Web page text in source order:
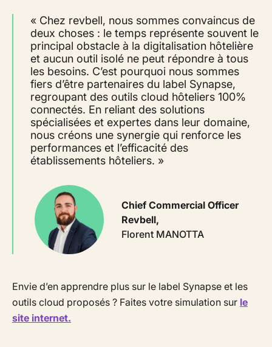
« Chez revbell, nous sommes convaincus de
deux choses : le temps représente souvent le
principal obstacle à la digitalisation hôtelière
et aucun outil isolé ne peut répondre à tous
les besoins. C’est pourquoi nous sommes
fiers d’être partenaires du label Synapse,
regroupant des outils cloud hôteliers 100%
connectés. En reliant des solutions
spécialisées et expertes dans leur domaine,
nous créons une synergie qui renforce les
performances et l’efficacité des
établissements hôteliers. »
Chief Commercial Officer
Revbell,
Florent MANOTTA
Envie d’en apprendre plus sur le label Synapse et les
outils cloud proposés ? Faites votre simulation sur le
site internet.